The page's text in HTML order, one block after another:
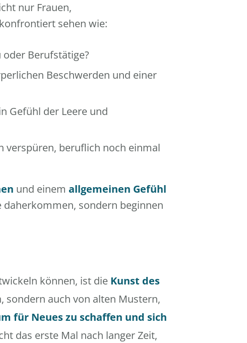
nur Frauen,
sehen wie:
Berufstätige?
Beschwerden und einer
Gefühl der Leere und
verspüren, beruflich noch einmal
und einem allgemeinen Gefühl
sondern beginnen
können, ist die Kunst des
sondern auch von alten Mustern,
für Neues zu schaffen und sich
das erste Mal nach langer Zeit,